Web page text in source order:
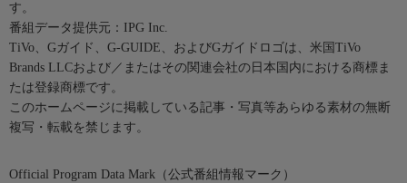
す。
番組データ提供元：IPG Inc.
TiVo、Gガイド、G-GUIDE、およびGガイドロゴは、米国TiVo
Brands LLCおよび／またはその関連会社の日本国内における商標ま
たは登録商標です。
このホームページに掲載している記事・写真等あらゆる素材の無断
複写・転載を禁じます。
Official Program Data Mark（公式番組情報マーク）